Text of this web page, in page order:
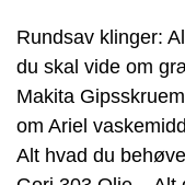
Rundsav klinger:
du skal vide om
Makita
om Ariel
Alt hvad du